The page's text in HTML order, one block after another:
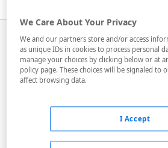
Icelandair Vík
We Care About Your Privacy
We and our partners store and/or access
as unique IDs in cookies to process personal
manage your choices by clicking below or at
policy page. These choices will be signaled to
affect browsing data.
I Accept